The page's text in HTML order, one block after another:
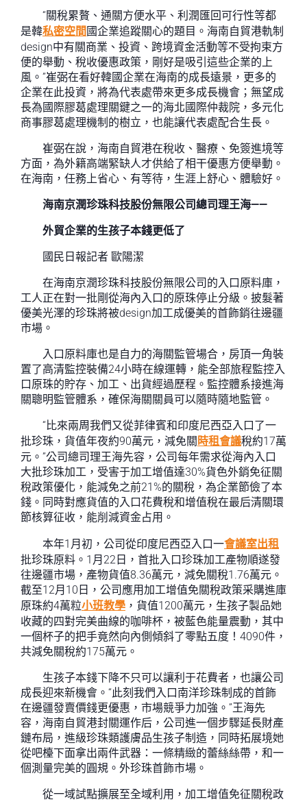
“關稅累贅、通關方便水平、利潤匯回可行性等都
是韓私密空間 國企業追蹤關心的題目。海南自貿港軌制
design中有關商業、投資、跨境資金活動等不受拘束方
便的舉動、稅收優惠政策，剛好是吸引這些企業的上
風。”崔弼在看好韓國企業在海南的成長遠景，更多的
企業在此投資，將為代表處帶來更多成長機會；無望成
長為國際膠葛處理關鍵之一的海北國際仲裁院，多元化
商事膠葛處理機制的樹立，也能讓代表處配合生長。
崔弼在說，海南自貿港在稅收、醫療、免簽進境等
方面，為外籍高端緊缺人才供給了相干優惠方便舉動。
在海南，任務上省心、有等待，生涯上舒心、體驗好。
海南京潤珍珠科技股份無限公司總司理王海——
外貿企業的生孩子本錢更低了
國民日報記者 歐陽潔
在海南京潤珍珠科技股份無限公司的入口原料庫，
工人正在對一批剛從海內入口的原珠停止分級。披髮著
優美光澤的珍珠將被design加工成優美的首飾銷往邊疆
市場。
入口原料庫也是自力的海關監管場合，房頂一角裝
置了高清監控裝備24小時在線運轉，能全部旅程監控入
口原珠的貯存、加工、出貨經過歷程。監控體系接進海
關聰明監管體系，確保海關關員可以隨時隨地監管。
“比來兩周我們又從菲律賓和印度尼西亞入口了一
批珍珠，貨值年夜約90萬元，減免關 時租會議稅約17萬
元。”公司總司理王海先容，公司每年需求從海內入口
大批珍珠加工，受害于加工增值達30%貨色外銷免征關
稅政策優化，能減免之前21%的關稅，為企業節儉了本
錢。同時對應貨值的入口花費稅和增值稅在最后清關環
節核算征收，能削減資金占用。
本年1月初，公司從印度尼西亞入口一會議室出租
批珍珠原料。1月22日，首批入口珍珠加工產物順遂發
往邊疆市場，產物貨值8.36萬元，減免關稅1.76萬元。
截至12月10日，公司應用加工增值免關稅政策采購進庫
原珠約4萬粒小班教學 ，貨值1200萬元，生孩子製品她
收藏的四對完美曲線的咖啡杯，被藍色能量震動，其中
一個杯子的把手竟然向內側傾斜了零點五度！4090件，
共減免關稅約175萬元。
生孩子本錢下降不只可以讓利于花費者，也讓公司
成長迎來新機會。“此刻我們入口南洋珍珠制成的首飾
在邊疆發賣價錢更優惠，市場競爭力加強。”王海先
容，海南自貿港封關運作后，公司進一個步驟延長財產
鏈布局，進級珍珠類護膚品生孩子制造，同時拓展境她
從吧檯下面拿出兩件武器：一條精緻的蕾絲絲帶，和一
個測量完美的圓規。外珍珠首飾市場。
從一域試點擴展至全域利用，加工增值免征關稅政